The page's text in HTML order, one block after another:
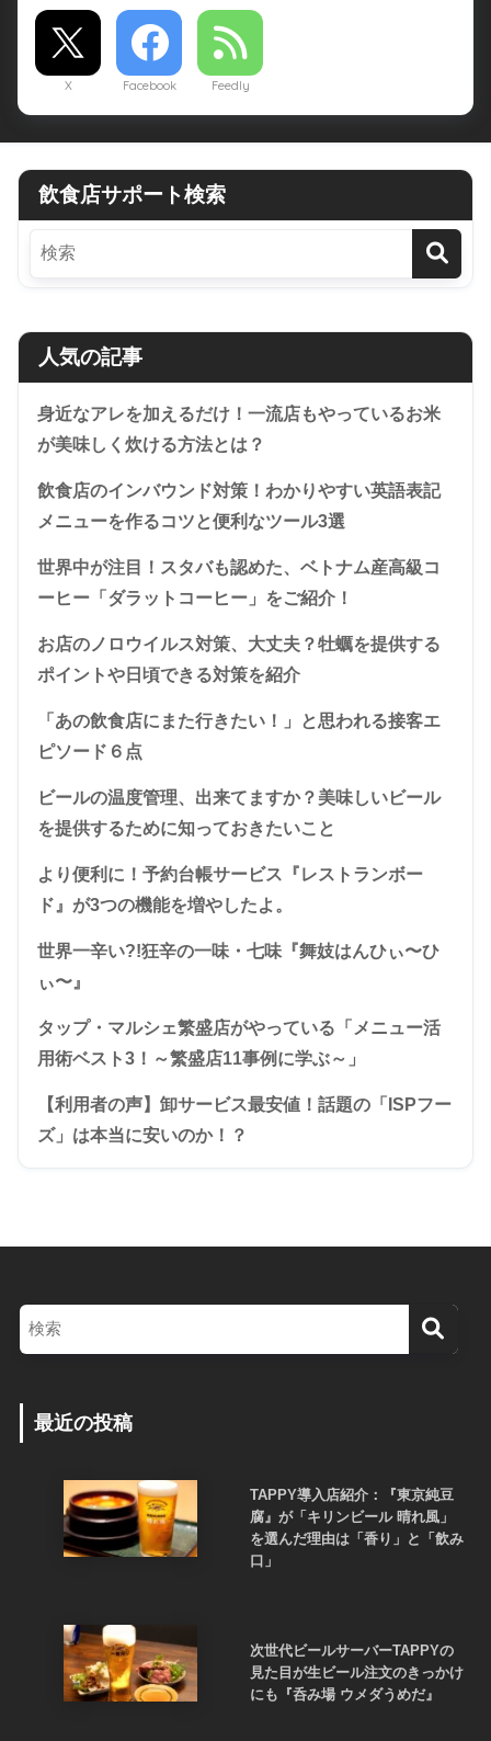
X Facebook Feedly
飲食店サポート検索
人気の記事
身近なアレを加えるだけ！一流店もやっているお米
が美味しく炊ける方法とは？
飲食店のインバウンド対策！わかりやすい英語表記
メニューを作るコツと便利なツール3選
世界中が注目！スタバも認めた、ベトナム産高級コ
ーヒー「ダラットコーヒー」をご紹介！
お店のノロウイルス対策、大丈夫？牡蠣を提供する
ポイントや日頃できる対策を紹介
「あの飲食店にまた行きたい！」と思われる接客エ
ピソード６点
ビールの温度管理、出来てますか？美味しいビール
を提供するために知っておきたいこと
より便利に！予約台帳サービス『レストランボー
ド』が3つの機能を増やしたよ。
世界一辛い?!狂辛の一味・七味『舞妓はんひぃ〜ひ
ぃ〜』
タップ・マルシェ繁盛店がやっている「メニュー活
用術ベスト3！～繁盛店11事例に学ぶ～」
【利用者の声】卸サービス最安値！話題の「ISPフー
ズ」は本当に安いのか！？
最近の投稿
TAPPY導入店紹介：『東京純豆
腐』が「キリンビール 晴れ風」
を選んだ理由は「香り」と「飲み
口」
次世代ビールサーバーTAPPYの
見た目が生ビール注文のきっかけ
にも『呑み場 ウメダうめだ』